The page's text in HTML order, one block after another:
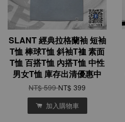
SLANT 經典拉格蘭袖 短袖
T恤 棒球T恤 斜袖T裇 素面
T恤 百搭T恤 內搭T恤 中性
男女T恤 庫存出清優惠中
NT$ 599NT$ 399
加入購物車